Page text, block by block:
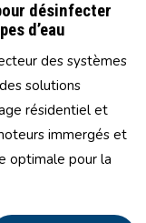
désinfecter
d’eau
des systèmes
solutions
résidentiel et
immergés et
optimale pour la